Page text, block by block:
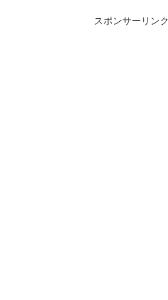
スポンサーリンク